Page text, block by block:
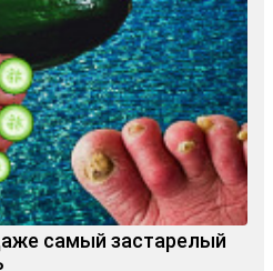
самый застарелый